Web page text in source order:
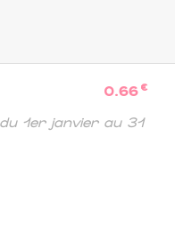
0.66 €
1er janvier au 31